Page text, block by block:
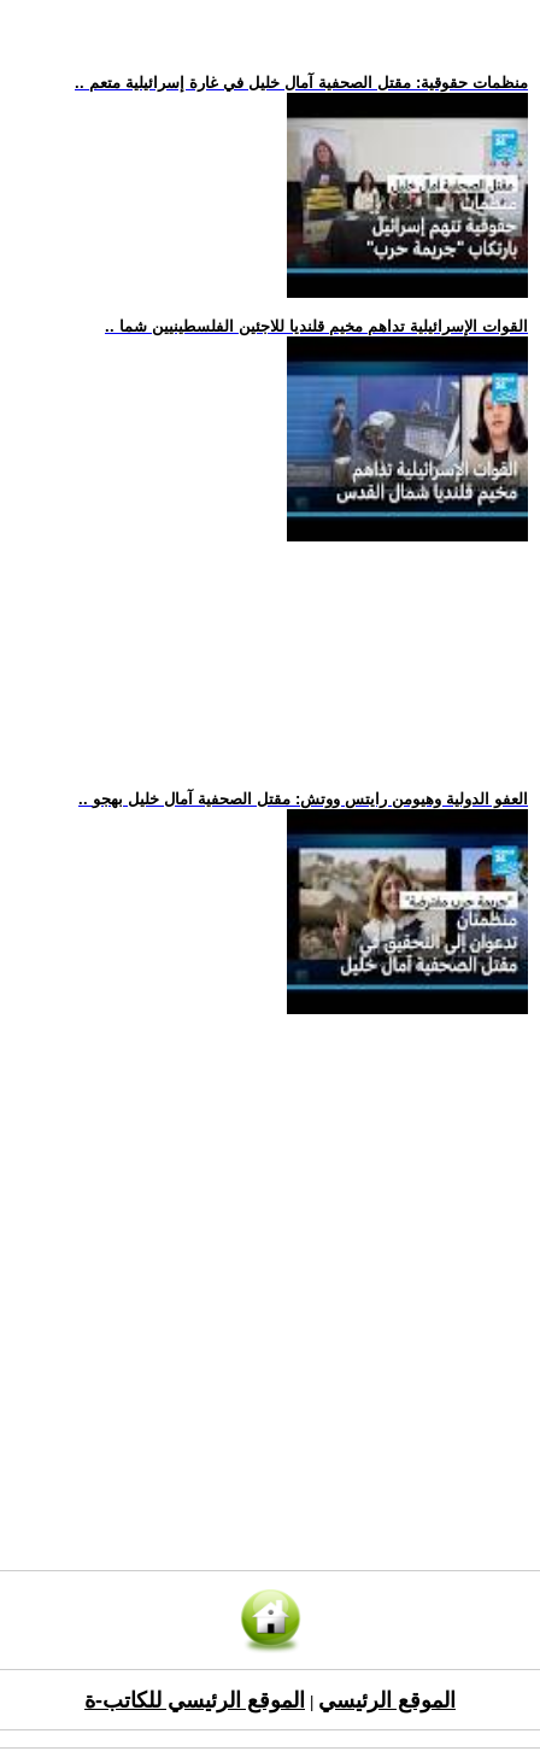
.. منظمات حقوقية: مقتل الصحفية آمال خليل في غارة إسرائيلية متعم
.. القوات الإسرائيلية تداهم مخيم قلنديا للاجئين الفلسطينيين شما
.. العفو الدولية وهيومن رايتس ووتش: مقتل الصحفية آمال خليل بهجو
الموقع الرئيسي الموقع الرئيسي للكاتب-ة